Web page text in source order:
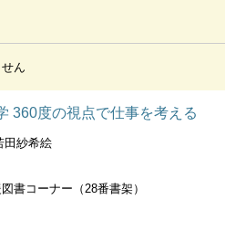
ん
360度の視点で仕事を考える
田紗希絵
書コーナー（28番書架）